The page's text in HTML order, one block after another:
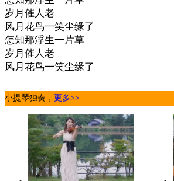
岁月催人老
风月花鸟一笑尘缘了
怎知那浮生一片草
岁月催人老
风月花鸟一笑尘缘了
小提琴独奏， 更多>>